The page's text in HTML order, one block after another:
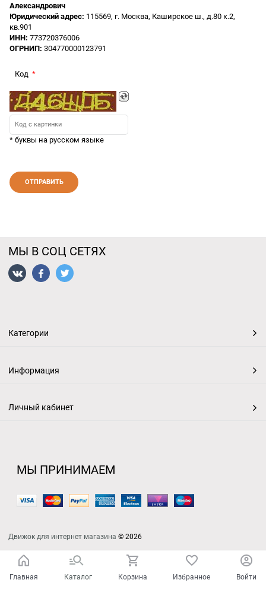
Александрович
Юридический адрес: 115569, г. Москва, Каширское ш., д.80 к.2,
кв.901
ИНН: 773720376006
ОГРНИП: 304770000123791
Код
* буквы на русском языке
МЫ В СОЦ СЕТЯХ
Категории
Информация
Личный кабинет
МЫ ПРИНИМАЕМ
Движок для интернет магазина © 2026
Главная Каталог Корзина Избранное Войти